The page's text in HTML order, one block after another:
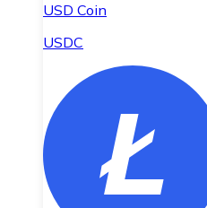
USD Coin
USDC